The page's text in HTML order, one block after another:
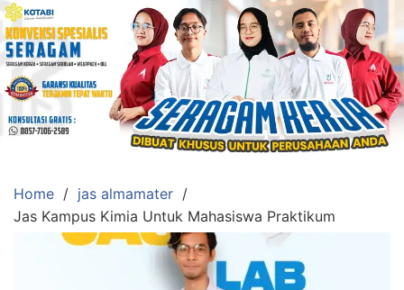
Skip
to
content
Konveksi
Toko
Abi
Baju
Seragam,
Home
jas almamater
Jas Kampus Kimia Untuk Mahasiswa Praktikum